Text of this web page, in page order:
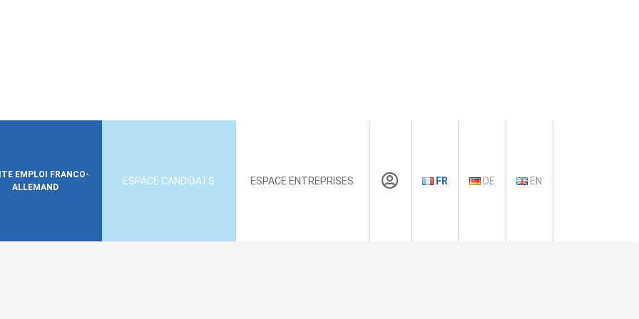
EMPLOI FRANCO-
ALLEMAND
ESPACE CANDIDATS ESPACE ENTREPRISES FR DE EN